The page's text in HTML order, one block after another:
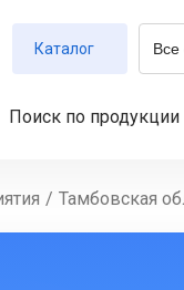
Каталог
Поиск по продукции
/ Тамбовская